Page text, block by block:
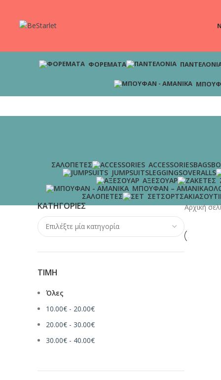
ΦΟΡΈΜΑΤΑ
ΣΑΛΟΠΈΤΕΣ ACCESSORIESBAGS
JUMPSUITSLEGGINGSOVERALLS
ΑΞΕΣΟΥΆΡ
ΜΠΟΥΦΆΝ – ΑΜΆΝΙΚΑ
ΣΑΛΟΠΈΤΕΣ
ΣΕΤΣΟΡΤΣΆΚΙΑ
ΚΑΤΗΓΟΡΊΕΣ
ΤΙΜΉ
Όλες
10.00€ - 20.00€
20.00€ - 30.00€
30.00€ - 40.00€
Αρχική